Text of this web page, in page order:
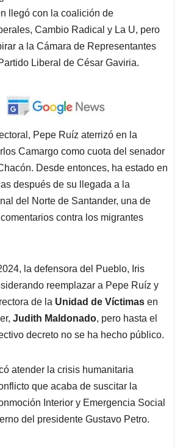
llegó con la coalición de
Cambio Radical y La U, pero
a la Cámara de Representantes
Liberal de César Gaviria.
Pepe Ruíz aterrizó en la
Camargo como cuota del senador
Desde entonces, ha estado en
después de su llegada a la
del Norte de Santander, una de
contra los migrantes
la defensora del Pueblo, Iris
reemplazar a Pepe Ruíz y
de la Unidad de Víctimas en
Judith Maldonado, pero hasta el
decreto no se ha hecho público.
atender la crisis humanitaria
que acaba de suscitar la
Interior y Emergencia Social
del presidente Gustavo Petro.